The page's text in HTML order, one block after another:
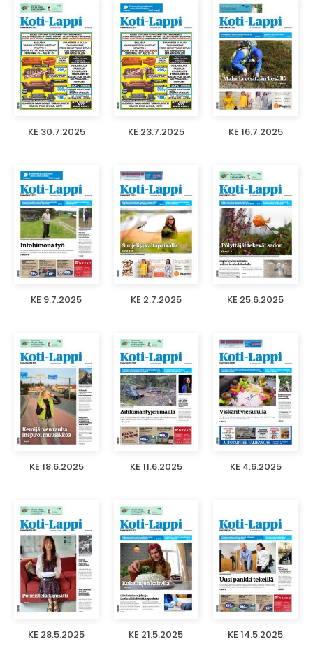
KE 30.7.2025 KE 23.7.2025 KE 16.7.2025
KE 9.7.2025 KE 2.7.2025 KE 25.6.2025
KE 18.6.2025 KE 11.6.2025 KE 4.6.2025
KE 28.5.2025 KE 21.5.2025 KE 14.5.2025